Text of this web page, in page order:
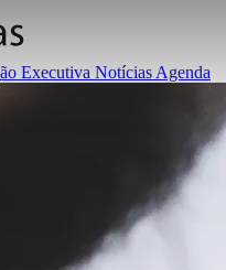
Executiva Notícias Agenda